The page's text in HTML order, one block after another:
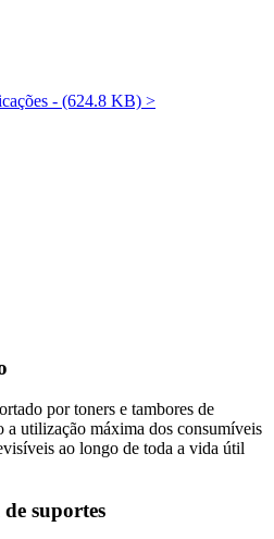
- (624.8 KB) >
por toners e tambores de
a utilização máxima dos consumíveis
ao longo de toda a vida útil
suportes